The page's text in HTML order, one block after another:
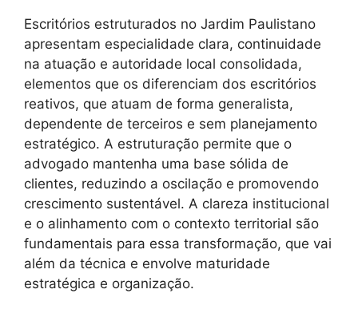
Escritórios estruturados no Jardim Paulistano
apresentam especialidade clara, continuidade
na atuação e autoridade local consolidada,
elementos que os diferenciam dos escritórios
reativos, que atuam de forma generalista,
dependente de terceiros e sem planejamento
estratégico. A estruturação permite que o
advogado mantenha uma base sólida de
clientes, reduzindo a oscilação e promovendo
crescimento sustentável. A clareza institucional
e o alinhamento com o contexto territorial são
fundamentais para essa transformação, que vai
além da técnica e envolve maturidade
estratégica e organização.